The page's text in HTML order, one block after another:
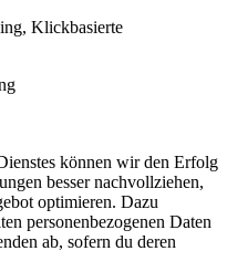
Klickbasierte
können wir den Erfolg
besser nachvollziehen,
optimieren. Dazu
personenbezogenen Daten
ab, sofern du deren